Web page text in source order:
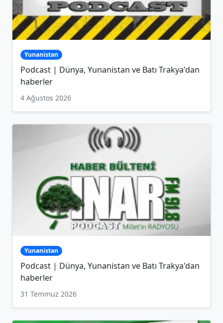
Yunanistan
Podcast | Dünya, Yunanistan ve Batı Trakya'dan
haberler
4 Ağustos 2026
Yunanistan
Podcast | Dünya, Yunanistan ve Batı Trakya'dan
haberler
31 Temmuz 2026